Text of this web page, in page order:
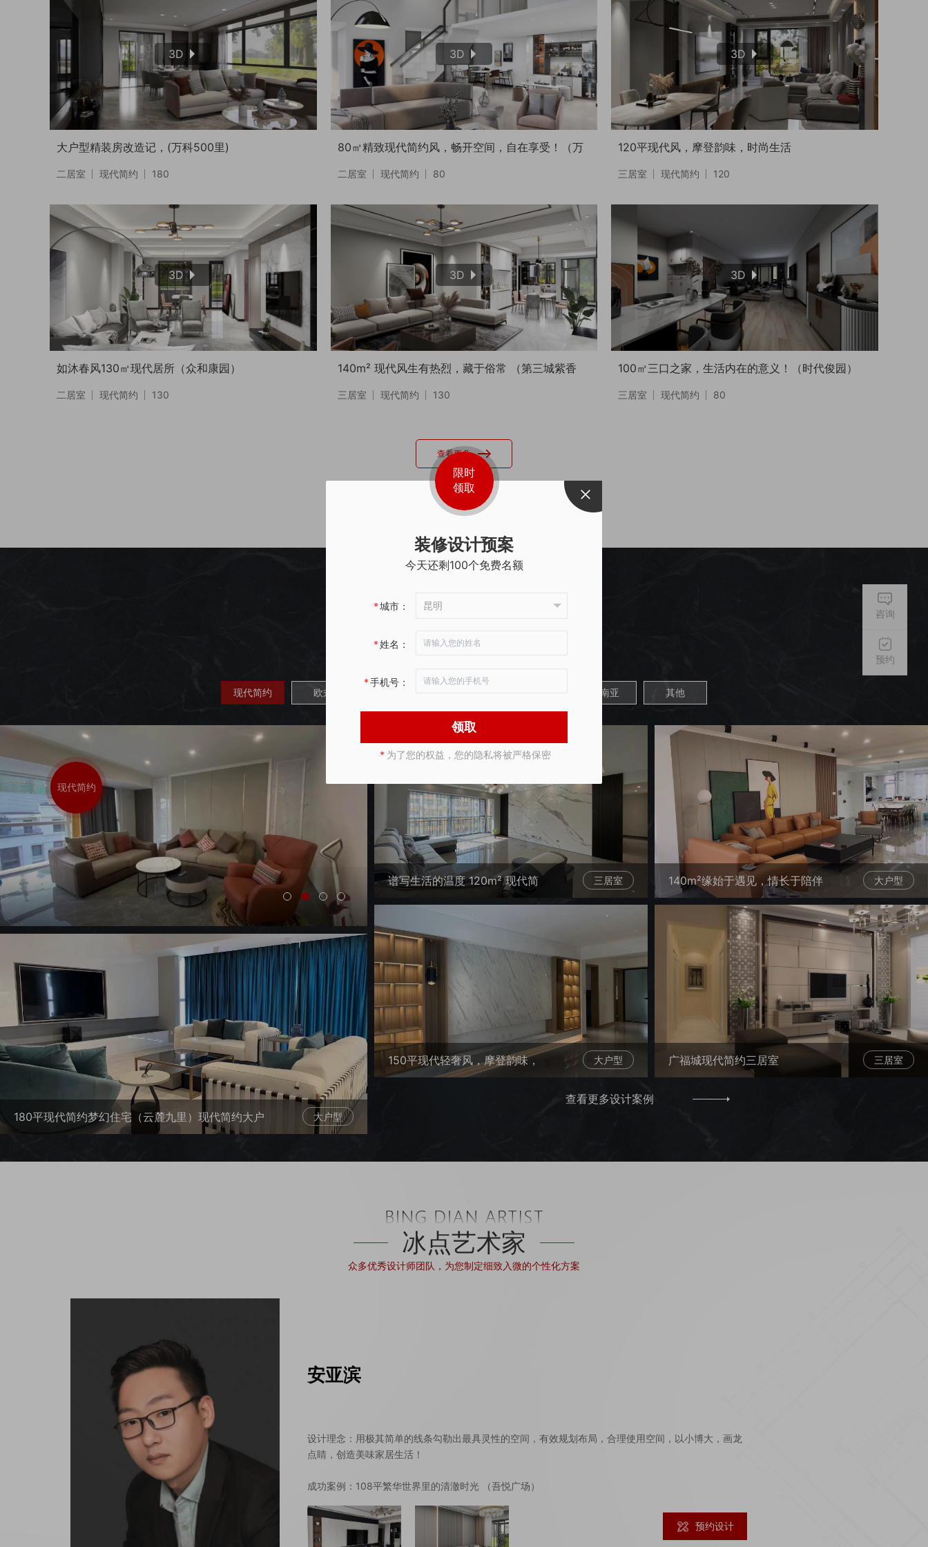
限时
领取
装修设计预案
今天还剩100个免费名额
*城市： 昆明
*姓名：
*手机号：
领取
* 为了您的权益，您的隐私将被严格保密
咨询
预约
3D
大户型精装房改造记，(万科500里)
二居室 现代简约 180
3D
80㎡精致现代简约风，畅开空间，自在享受！（万
彩城）
二居室 现代简约 80
3D
120平现代风，摩登韵味，时尚生活
三居室 现代简约 120
3D
如沐春风130㎡现代居所（众和康园）
二居室 现代简约 130
3D
140m² 现代风生有热烈，藏于俗常 （第三城紫香
园）
三居室 现代简约 130
3D
100㎡三口之家，生活内在的意义！（时代俊园）
三居室 现代简约 80
查看更多
精品案例展示
现代简约 欧式 东南亚 其他
现代简约
三居室
谱写生活的温度 120m² 现代简
约风（艺术家园）现代简约三居
室
大户型
180平现代简约梦幻住宅（云麓九里）现代简约大户
大户型
140m²缘始于遇见，情长于陪伴
（云南映象）现代简约大户型
大户型
150平现代轻奢风，摩登韵味， 三居室
广福城现代简约三居室
查看更多设计案例
冰点艺术家
众多优秀设计师团队，为您制定细致入微的个性化方案
安亚滨
设计理念：用极其简单的线条勾勒出最具灵性的空间，有效规划布局，合理使用空间，以小博大，画龙
点睛，创造美味家居生活！
成功案例：108平繁华世界里的清澈时光 （吾悦广场）
预约设计